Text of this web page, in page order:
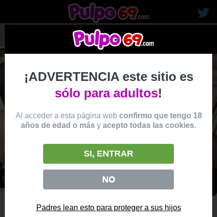
¡ADVERTENCIA este sitio es
sólo para adultos!
Al acceder a esta página web confirmo que tengo 18
años de edad o más y acepto todas las cookies.
NO
SI, ENTRAR
Padres lean esto para proteger a sus hijos
DP DOS POLLONES PARA UNA TATUADA NINFOMANA
Producido por: 21 SEXTURY